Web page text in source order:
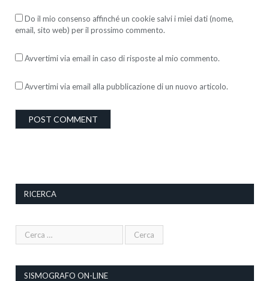
Do il mio consenso affinché un cookie salvi i miei dati (nome,
email, sito web) per il prossimo commento.
Avvertimi via email in caso di risposte al mio commento.
Avvertimi via email alla pubblicazione di un nuovo articolo.
RICERCA
SISMOGRAFO ON-LINE